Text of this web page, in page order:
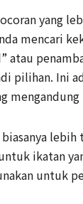
yang
mencari
atau
pilihan. Ini
lebih
ikatan
untuk